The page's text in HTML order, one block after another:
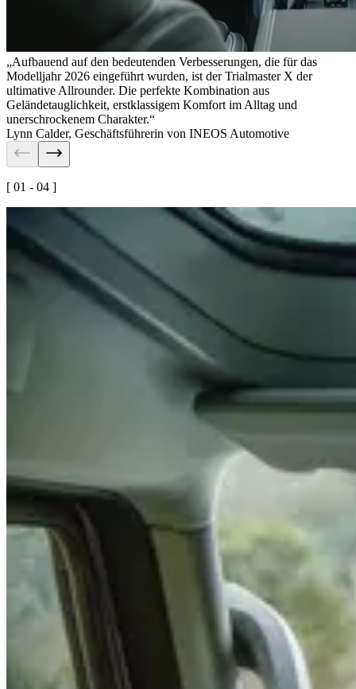
„Aufbauend auf den bedeutenden Verbesserungen, die für das
Modelljahr 2026 eingeführt wurden, ist der Trialmaster X der
ultimative Allrounder. Die perfekte Kombination aus
Geländetauglichkeit, erstklassigem Komfort im Alltag und
unerschrockenem Charakter.“
Lynn Calder, Geschäftsführerin von INEOS Automotive
[ 01 - 04 ]